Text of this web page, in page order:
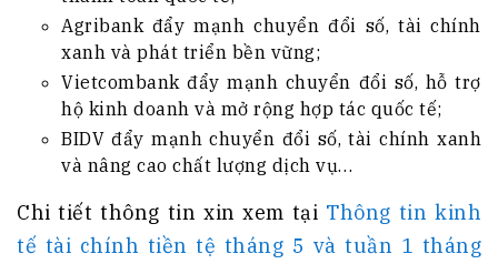
Agribank đẩy mạnh chuyển đổi số, tài chính
xanh và phát triển bền vững;
Vietcombank đẩy mạnh chuyển đổi số, hỗ trợ
hộ kinh doanh và mở rộng hợp tác quốc tế;
BIDV đẩy mạnh chuyển đổi số, tài chính xanh
và nâng cao chất lượng dịch vụ…
Chi tiết thông tin xin xem tại Thông tin kinh
tế tài chính tiền tệ tháng 5 và tuần 1 tháng